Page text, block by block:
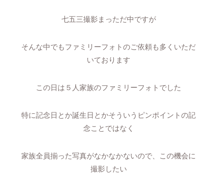
七五三撮影まっただ中ですが
そんな中でもファミリーフォトのご依頼も多くいただ
いております
この日は５人家族のファミリーフォトでした
特に記念日とか誕生日とかそういうピンポイントの記
念ことではなく
家族全員揃った写真がなかなかないので、この機会に
撮影したい